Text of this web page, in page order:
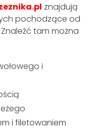
znajdują
pochodzące od
tam można
i
i filetowaniem